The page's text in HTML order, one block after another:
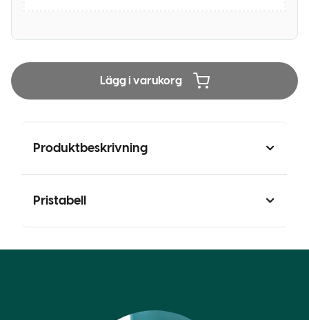
Lägg i varukorg
Produktbeskrivning
Pristabell